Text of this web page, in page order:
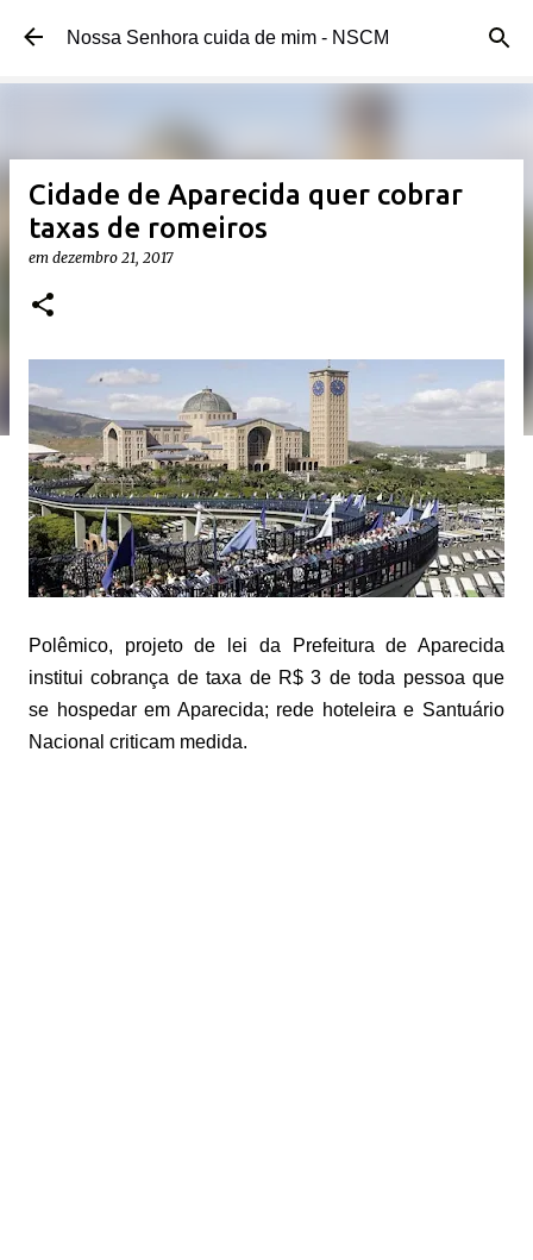
Pular para o conteúdo principal
Nossa Senhora cuida de mim - NSCM
Cidade de Aparecida quer cobrar
taxas de romeiros
em dezembro 21, 2017
Polêmico, projeto de lei da Prefeitura de Aparecida
institui cobrança de taxa de R$ 3 de toda pessoa que
se hospedar em Aparecida; rede hoteleira e Santuário
Nacional criticam medida.